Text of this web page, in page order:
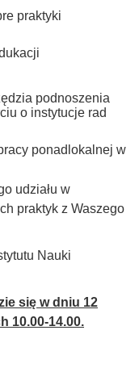
praktyki
podnoszenia
o instytucje rad
ponadlokalnej w
udziału w
praktyk z Waszego
Nauki
się w dniu 12
10.00-14.00.